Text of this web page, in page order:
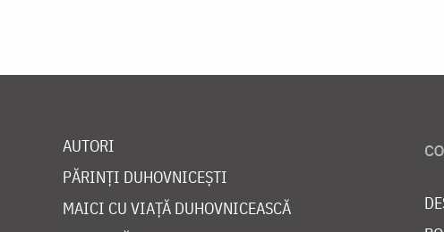
AUTORI
PĂRINȚI DUHOVNICEȘTI
MAICI CU VIAȚĂ DUHOVNICEASCĂ